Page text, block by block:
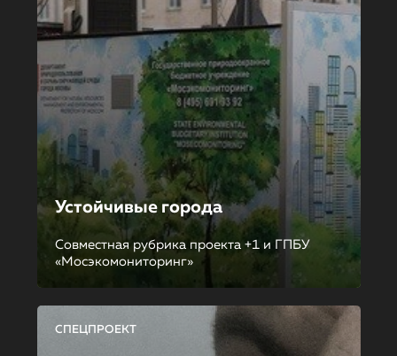
Устойчивые города
Совместная рубрика проекта +1 и ГПБУ
«Мосэкомониторинг»
СПЕЦПРОЕКТ